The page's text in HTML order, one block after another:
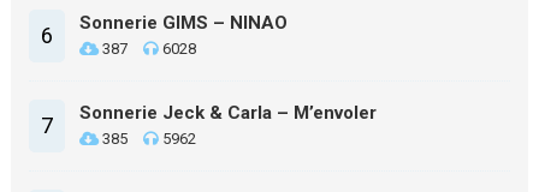
6 Sonnerie GIMS – NINAO
387 6028
7 Sonnerie Jeck & Carla – M’envoler
385 5962